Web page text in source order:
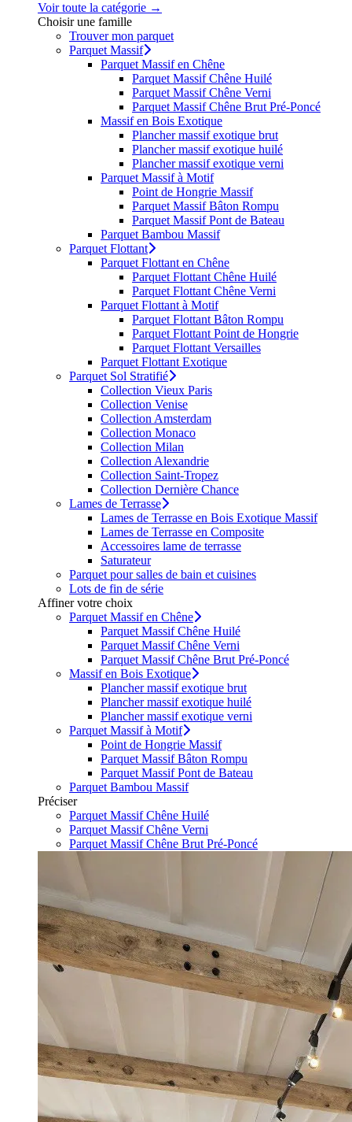
Voir toute la catégorie →
Choisir une famille
Trouver mon parquet
Parquet Massif
Parquet Massif en Chêne
Parquet Massif Chêne Huilé
Parquet Massif Chêne Verni
Parquet Massif Chêne Brut Pré-Poncé
Massif en Bois Exotique
Plancher massif exotique brut
Plancher massif exotique huilé
Plancher massif exotique verni
Parquet Massif à Motif
Point de Hongrie Massif
Parquet Massif Bâton Rompu
Parquet Massif Pont de Bateau
Parquet Bambou Massif
Parquet Flottant
Parquet Flottant en Chêne
Parquet Flottant Chêne Huilé
Parquet Flottant Chêne Verni
Parquet Flottant à Motif
Parquet Flottant Bâton Rompu
Parquet Flottant Point de Hongrie
Parquet Flottant Versailles
Parquet Flottant Exotique
Parquet Sol Stratifié
Collection Vieux Paris
Collection Venise
Collection Amsterdam
Collection Monaco
Collection Milan
Collection Alexandrie
Collection Saint-Tropez
Collection Dernière Chance
Lames de Terrasse
Lames de Terrasse en Bois Exotique Massif
Lames de Terrasse en Composite
Accessoires lame de terrasse
Saturateur
Parquet pour salles de bain et cuisines
Lots de fin de série
Affiner votre choix
Parquet Massif en Chêne
Parquet Massif Chêne Huilé
Parquet Massif Chêne Verni
Parquet Massif Chêne Brut Pré-Poncé
Massif en Bois Exotique
Plancher massif exotique brut
Plancher massif exotique huilé
Plancher massif exotique verni
Parquet Massif à Motif
Point de Hongrie Massif
Parquet Massif Bâton Rompu
Parquet Massif Pont de Bateau
Parquet Bambou Massif
Préciser
Parquet Massif Chêne Huilé
Parquet Massif Chêne Verni
Parquet Massif Chêne Brut Pré-Poncé